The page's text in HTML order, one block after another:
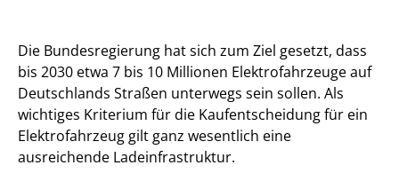
Die Bundesregierung hat sich zum Ziel gesetzt, dass
bis 2030 etwa 7 bis 10 Millionen Elektrofahrzeuge auf
Deutschlands Straßen unterwegs sein sollen. Als
wichtiges Kriterium für die Kaufentscheidung für ein
Elektrofahrzeug gilt ganz wesentlich eine
ausreichende Ladeinfrastruktur.